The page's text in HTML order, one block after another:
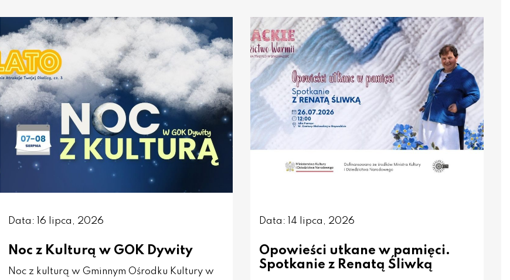
Data: 16 lipca, 2026
Noc z Kulturą w GOK Dywity
Noc z kulturą w Gminnym Ośrodku Kultury w
Data: 14 lipca, 2026
Opowieści utkane w pamięci.
Spotkanie z Renatą Śliwką